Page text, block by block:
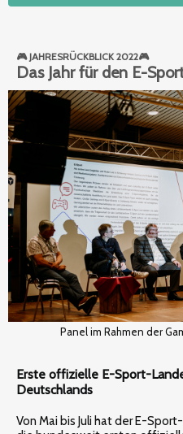
🎮 JAHRESRÜCKBLICK 2022🎮
Das Jahr für den E-
Panel im Rahmen der
Erste offizielle E-Sport-
Deutschlands
Von Mai bis Juli hat der E-